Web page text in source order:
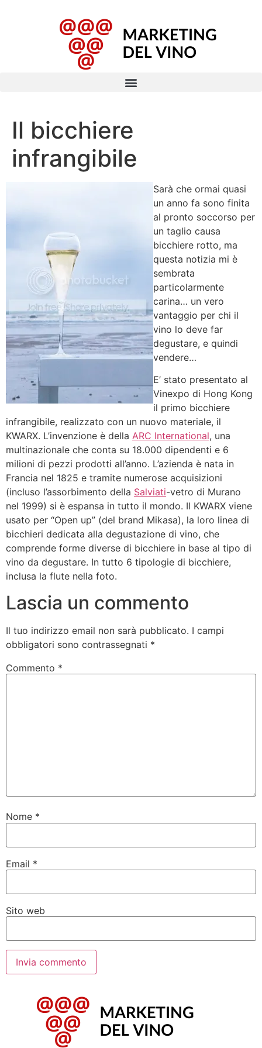
Il bicchiere
infrangibile
Sarà che ormai quasi
un anno fa sono finita
al pronto soccorso per
un taglio causa
bicchiere rotto, ma
questa notizia mi è
sembrata
particolarmente
carina… un vero
vantaggio per chi il
vino lo deve far
degustare, e quindi
vendere…
E’ stato presentato al
Vinexpo di Hong Kong
il primo bicchiere
infrangibile, realizzato con un nuovo materiale, il
KWARX. L’invenzione è della ARC International, una
multinazionale che conta su 18.000 dipendenti e 6
milioni di pezzi prodotti all’anno. L’azienda è nata in
Francia nel 1825 e tramite numerose acquisizioni
(incluso l’assorbimento della Salviati-vetro di Murano
nel 1999) si è espansa in tutto il mondo. Il KWARX viene
usato per “Open up” (del brand Mikasa), la loro linea di
bicchieri dedicata alla degustazione di vino, che
comprende forme diverse di bicchiere in base al tipo di
vino da degustare. In tutto 6 tipologie di bicchiere,
inclusa la flute nella foto.
Lascia un commento
Il tuo indirizzo email non sarà pubblicato. I campi
obbligatori sono contrassegnati *
Commento *
Nome *
Email *
Sito web